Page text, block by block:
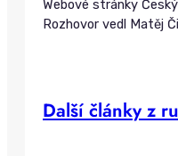
Webové stránky
Rozhovor vedl Matěj
Další články z